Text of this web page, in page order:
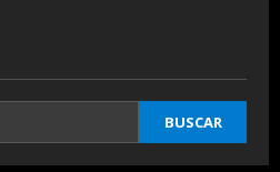
BUSCAR